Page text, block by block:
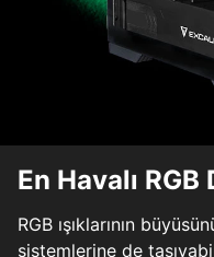
En Havalı
RGB ışıklarının
sistemlerine de